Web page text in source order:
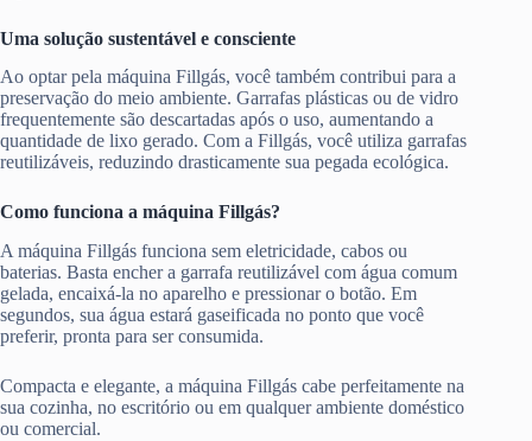
Uma solução sustentável e consciente
Ao optar pela máquina Fillgás, você também contribui para a
preservação do meio ambiente. Garrafas plásticas ou de vidro
frequentemente são descartadas após o uso, aumentando a
quantidade de lixo gerado. Com a Fillgás, você utiliza garrafas
reutilizáveis, reduzindo drasticamente sua pegada ecológica.
Como funciona a máquina Fillgás?
A máquina Fillgás funciona sem eletricidade, cabos ou
baterias. Basta encher a garrafa reutilizável com água comum
gelada, encaixá-la no aparelho e pressionar o botão. Em
segundos, sua água estará gaseificada no ponto que você
preferir, pronta para ser consumida.
Compacta e elegante, a máquina Fillgás cabe perfeitamente na
sua cozinha, no escritório ou em qualquer ambiente doméstico
ou comercial.